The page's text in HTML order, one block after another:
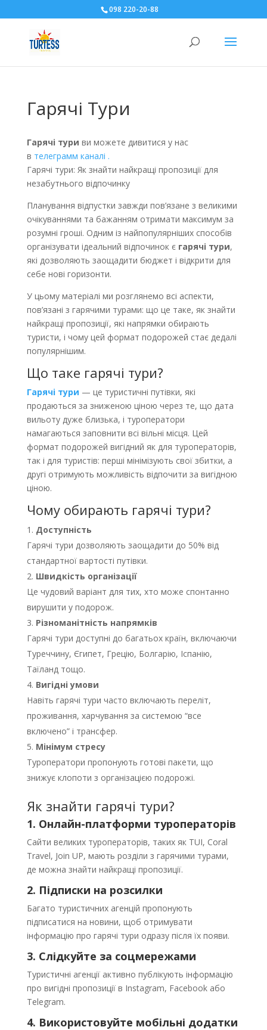
098 220-20-88
Гарячі Тури
Гарячі тури ви можете дивитися у нас
в телеграмм каналі .
Гарячі тури: Як знайти найкращі пропозиції для
незабутнього відпочинку
Планування відпустки завжди пов’язане з великими
очікуваннями та бажанням отримати максимум за
розумні гроші. Одним із найпопулярніших способів
організувати ідеальний відпочинок є гарячі тури,
які дозволяють заощадити бюджет і відкрити для
себе нові горизонти.
У цьому матеріалі ми розглянемо всі аспекти,
пов’язані з гарячими турами: що це таке, як знайти
найкращі пропозиції, які напрямки обирають
туристи, і чому цей формат подорожей стає дедалі
популярнішим.
Що таке гарячі тури?
Гарячі тури — це туристичні путівки, які
продаються за зниженою ціною через те, що дата
вильоту дуже близька, і туроператори
намагаються заповнити всі вільні місця. Цей
формат подорожей вигідний як для туроператорів,
так і для туристів: перші мінімізують свої збитки, а
другі отримують можливість відпочити за вигідною
ціною.
Чому обирають гарячі тури?
Доступність
Гарячі тури дозволяють заощадити до 50% від
стандартної вартості путівки.
Швидкість організації
Це чудовий варіант для тих, хто може спонтанно
вирушити у подорож.
Різноманітність напрямків
Гарячі тури доступні до багатьох країн, включаючи
Туреччину, Єгипет, Грецію, Болгарію, Іспанію,
Таїланд тощо.
Вигідні умови
Навіть гарячі тури часто включають переліт,
проживання, харчування за системою “все
включено” і трансфер.
Мінімум стресу
Туроператори пропонують готові пакети, що
знижує клопоти з організацією подорожі.
Як знайти гарячі тури?
1. Онлайн-платформи туроператорів
Сайти великих туроператорів, таких як TUI, Coral
Travel, Join UP, мають розділи з гарячими турами,
де можна знайти найкращі пропозиції.
2. Підписки на розсилки
Багато туристичних агенцій пропонують
підписатися на новини, щоб отримувати
інформацію про гарячі тури одразу після їх появи.
3. Слідкуйте за соцмережами
Туристичні агенції активно публікують інформацію
про вигідні пропозиції в Instagram, Facebook або
Telegram.
4. Використовуйте мобільні додатки